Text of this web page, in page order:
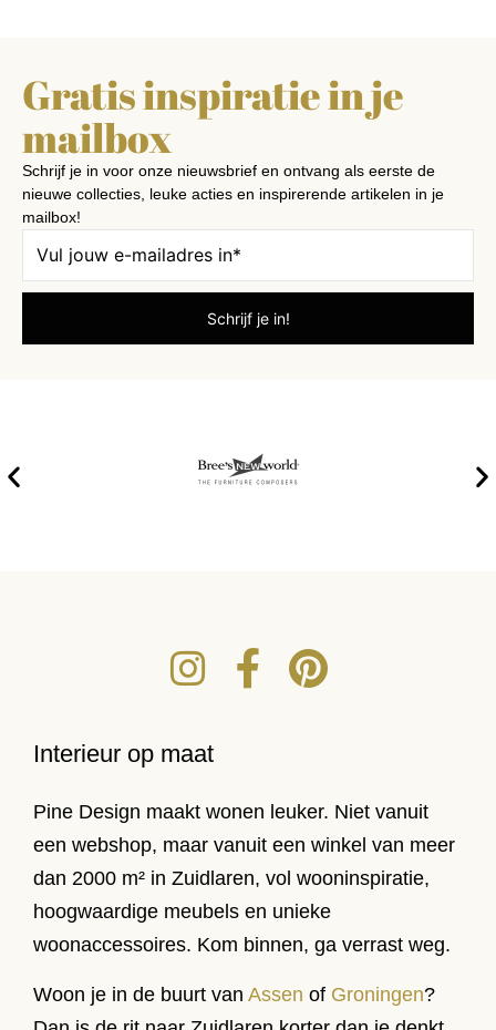
Gratis inspiratie in je
mailbox
Schrijf je in voor onze nieuwsbrief en ontvang als eerste de
nieuwe collecties, leuke acties en inspirerende artikelen in je
mailbox!
Interieur op maat
Pine Design maakt wonen leuker. Niet vanuit
een webshop, maar vanuit een winkel van meer
dan 2000 m² in Zuidlaren, vol wooninspiratie,
hoogwaardige meubels en unieke
woonaccessoires. Kom binnen, ga verrast weg.
Woon je in de buurt van Assen of Groningen?